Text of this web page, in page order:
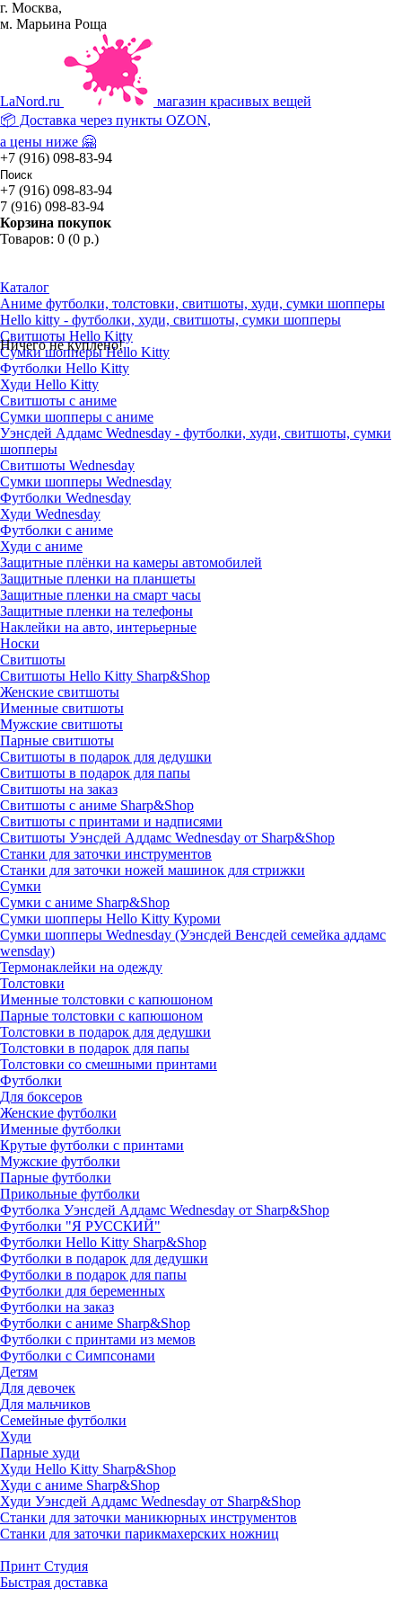
г. Москва,
м. Марьина Роща
LaNord.ru
магазин красивых вещей
📦 Доставка через пункты OZON,
а цены ниже 🤗
+7 (916) 098-83-94
+7 (916) 098-83-94
7 (916) 098-83-94
Корзина покупок
Товаров: 0 (0 р.)
Ничего не куплено!
Каталог
Аниме футболки, толстовки, свитшоты, худи, сумки шопперы
Hello kitty - футболки, худи, свитшоты, сумки шопперы
Свитшоты Hello Kitty
Сумки шопперы Hello Kitty
Футболки Hello Kitty
Худи Hello Kitty
Свитшоты с аниме
Сумки шопперы с аниме
Уэнсдей Аддамс Wednesday - футболки, худи, свитшоты, сумки
шопперы
Свитшоты Wednesday
Сумки шопперы Wednesday
Футболки Wednesday
Худи Wednesday
Футболки с аниме
Худи с аниме
Защитные плёнки на камеры автомобилей
Защитные пленки на планшеты
Защитные пленки на смарт часы
Защитные пленки на телефоны
Наклейки на авто, интерьерные
Носки
Свитшоты
Cвитшоты Hello Kitty Sharp&Shop
Женские свитшоты
Именные свитшоты
Мужские свитшоты
Парные свитшоты
Свитшоты в подарок для дедушки
Свитшоты в подарок для папы
Свитшоты на заказ
Свитшоты с аниме Sharp&Shop
Свитшоты с принтами и надписями
Свитшоты Уэнсдей Аддамс Wednesday от Sharp&Shop
Станки для заточки инструментов
Станки для заточки ножей машинок для стрижки
Сумки
Сумки с аниме Sharp&Shop
Сумки шопперы Hello Kitty Куроми
Сумки шопперы Wednesday (Уэнсдей Венсдей семейка аддамс
wensday)
Термонаклейки на одежду
Толстовки
Именные толстовки с капюшоном
Парные толстовки с капюшоном
Толстовки в подарок для дедушки
Толстовки в подарок для папы
Толстовки со смешными принтами
Футболки
Для боксеров
Женские футболки
Именные футболки
Крутые футболки с принтами
Мужские футболки
Парные футболки
Прикольные футболки
Футболка Уэнсдей Аддамс Wednesday от Sharp&Shop
Футболки "Я РУССКИЙ"
Футболки Hello Kitty Sharp&Shop
Футболки в подарок для дедушки
Футболки в подарок для папы
Футболки для беременных
Футболки на заказ
Футболки с аниме Sharp&Shop
Футболки с принтами из мемов
Футболки с Симпсонами
Детям
Для девочек
Для мальчиков
Семейные футболки
Худи
Парные худи
Худи Hello Kitty Sharp&Shop
Худи с аниме Sharp&Shop
Худи Уэнсдей Аддамс Wednesday от Sharp&Shop
Станки для заточки маникюрных инструментов
Станки для заточки парикмахерских ножниц
Принт Студия
Быстрая доставка